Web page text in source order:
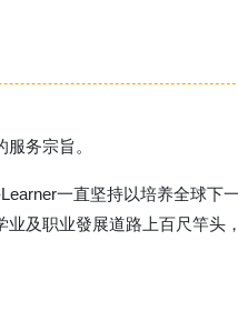
务宗旨。
一直坚持以培养全球下
及职业發展道路上百尺竿头